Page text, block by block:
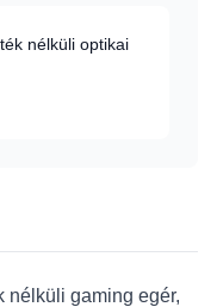
nélküli optikai
nélküli gaming egér,